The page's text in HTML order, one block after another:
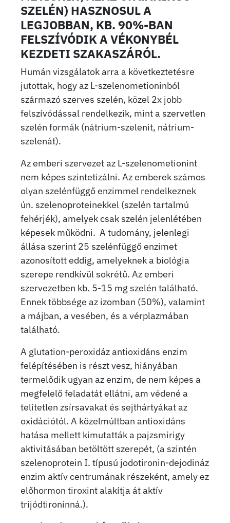
SZELÉN) HASZNOSUL A
LEGJOBBAN, KB. 90%-BAN
FELSZÍVÓDIK A VÉKONYBÉL
KEZDETI SZAKASZÁRÓL.
Humán vizsgálatok arra a következtetésre
jutottak, hogy az L-szelenometioninból
származó szerves szelén, közel 2x jobb
felszívódással rendelkezik, mint a szervetlen
szelén formák (nátrium-szelenit, nátrium-
szelenát).
Az emberi szervezet az L-szelenometionint
nem képes szintetizálni. Az emberek számos
olyan szelénfüggő enzimmel rendelkeznek
ún. szelenoproteinekkel (szelén tartalmú
fehérjék), amelyek csak szelén jelenlétében
képesek működni. A tudomány, jelenlegi
állása szerint 25 szelénfüggő enzimet
azonosított eddig, amelyeknek a biológia
szerepe rendkívül sokrétű. Az emberi
szervezetben kb. 5-15 mg szelén található.
Ennek többsége az izomban (50%), valamint
a májban, a vesében, és a vérplazmában
található.
A glutation-peroxidáz antioxidáns enzim
felépítésében is részt vesz, hiányában
termelődik ugyan az enzim, de nem képes a
megfelelő feladatát ellátni, am védené a
telítetlen zsírsavakat és sejthártyákat az
oxidációtól. A közelmúltban antioxidáns
hatása mellett kimutatták a pajzsmirigy
aktivitásában betöltött szerepét, (a szintén
szelenoprotein I. típusú jodotironin-dejodináz
enzim aktív centrumának részeként, amely ez
előhormon tiroxint alakítja át aktív
trijódtironinná.).